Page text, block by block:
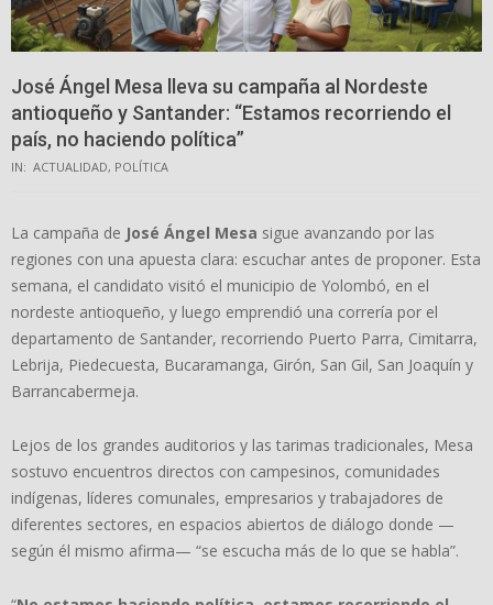
José Ángel Mesa lleva su campaña al Nordeste
antioqueño y Santander: “Estamos recorriendo el
país, no haciendo política”
IN: ACTUALIDAD, POLÍTICA
La campaña de José Ángel Mesa sigue avanzando por las
regiones con una apuesta clara: escuchar antes de proponer. Esta
semana, el candidato visitó el municipio de Yolombó, en el
nordeste antioqueño, y luego emprendió una correría por el
departamento de Santander, recorriendo Puerto Parra, Cimitarra,
Lebrija, Piedecuesta, Bucaramanga, Girón, San Gil, San Joaquín y
Barrancabermeja.
Lejos de los grandes auditorios y las tarimas tradicionales, Mesa
sostuvo encuentros directos con campesinos, comunidades
indígenas, líderes comunales, empresarios y trabajadores de
diferentes sectores, en espacios abiertos de diálogo donde —
según él mismo afirma— “se escucha más de lo que se habla”.